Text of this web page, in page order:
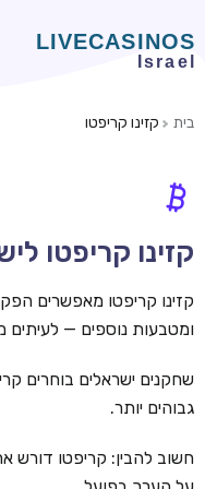
משחקים חינמיים
סלוטים אונליין
מונדיאל 2026 הימורים
בקרה אונליין
וידאו פוקר
בית קזינו קריפטו
קזינו קריפטו
ומטבעות נוספים — לעיתים
שחקנים ישראלים בוחרים
גבוהים יותר.
חשוב להבין: קריפטו דורש